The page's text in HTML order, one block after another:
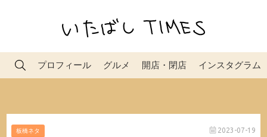
プロフィール グルメ 開店・閉店 インスタグラム
板橋ネタ 2023-07-19